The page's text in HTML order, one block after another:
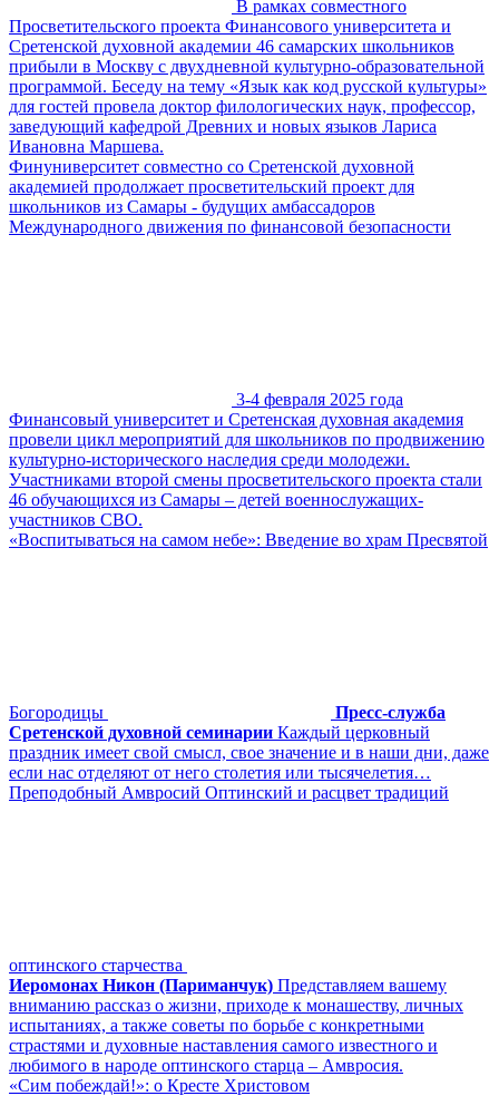
В рамках совместного
Просветительского проекта Финансового университета и
Сретенской духовной академии 46 самарских школьников
прибыли в Москву с двухдневной культурно-образовательной
программой. Беседу на тему «Язык как код русской культуры»
для гостей провела доктор филологических наук, профессор,
заведующий кафедрой Древних и новых языков Лариса
Ивановна Маршева.
Финуниверситет совместно со Сретенской духовной
академией продолжает просветительский проект для
школьников из Самары - будущих амбассадоров
Международного движения по финансовой безопасности
3-4 февраля 2025 года
Финансовый университет и Сретенская духовная академия
провели цикл мероприятий для школьников по продвижению
культурно-исторического наследия среди молодежи.
Участниками второй смены просветительского проекта стали
46 обучающихся из Самары – детей военнослужащих-
участников СВО.
«Воспитываться на самом небе»: Введение во храм Пресвятой
Богородицы
Пресс-служба
Сретенской духовной семинарии Каждый церковный
праздник имеет свой смысл, свое значение и в наши дни, даже
если нас отделяют от него столетия или тысячелетия…
Преподобный Амвросий Оптинский и расцвет традиций
оптинского старчества
Иеромонах Никон (Париманчук) Представляем вашему
вниманию рассказ о жизни, приходе к монашеству, личных
испытаниях, а также советы по борьбе с конкретными
страстями и духовные наставления самого известного и
любимого в народе оптинского старца – Амвросия.
«Сим побеждай!»: о Кресте Христовом